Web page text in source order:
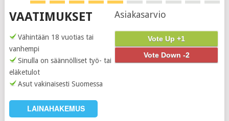
Asiakasarvio
Vote Up +1
Vote Down -2
VAATIMUKSET
Vähintään 18 vuotias tai
vanhempi
Sinulla on säännölliset työ- tai
eläketulot
Asut vakinaisesti Suomessa
LAINAHAKEMUS